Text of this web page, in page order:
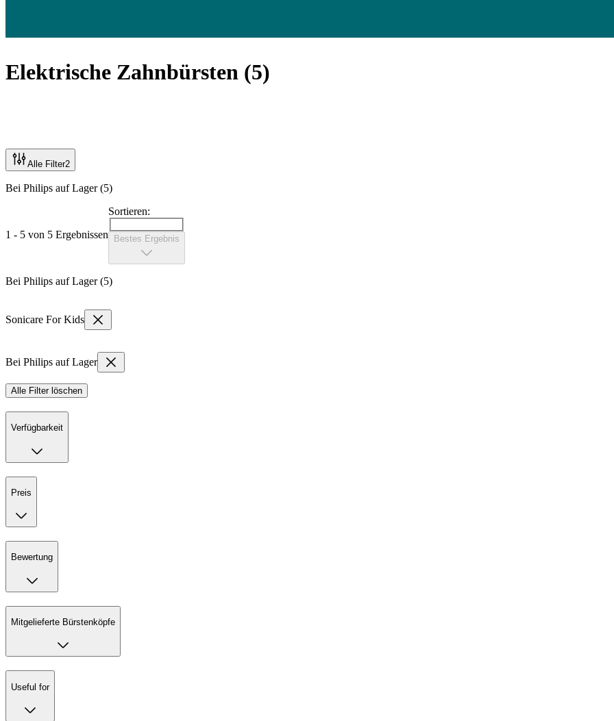
Elektrische Zahnbürsten (5)
Alle Filter2
Bei Philips auf Lager (5)
1 - 5 von 5 Ergebnissen
Sortieren:
Bestes Ergebnis
Bei Philips auf Lager (5)
Sonicare For Kids
Bei Philips auf Lager
Alle Filter löschen
Verfügbarkeit
Preis
Bewertung
Mitgelieferte Bürstenköpfe
Useful for